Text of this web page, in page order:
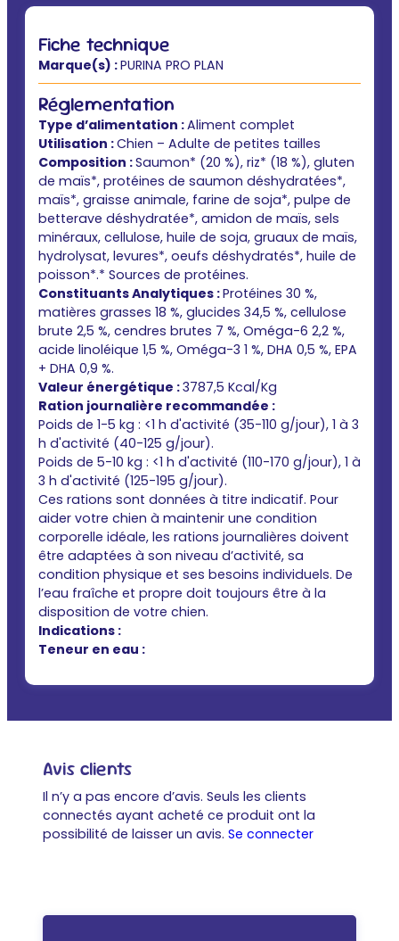
Fiche technique
Marque(s) :PURINA PRO PLAN
Réglementation
Type d’alimentation :Aliment complet
Utilisation :Chien – Adulte de petites tailles
Composition :Saumon* (20 %), riz* (18 %), gluten
de maïs*, protéines de saumon déshydratées*,
maïs*, graisse animale, farine de soja*, pulpe de
betterave déshydratée*, amidon de maïs, sels
minéraux, cellulose, huile de soja, gruaux de maïs,
hydrolysat, levures*, oeufs déshydratés*, huile de
poisson*.* Sources de protéines.
Constituants Analytiques :Protéines 30 %,
matières grasses 18 %, glucides 34,5 %, cellulose
brute 2,5 %, cendres brutes 7 %, Oméga-6 2,2 %,
acide linoléique 1,5 %, Oméga-3 1 %, DHA 0,5 %, EPA
+ DHA 0,9 %.
Valeur énergétique :3787,5 Kcal/Kg
Ration journalière recommandée :
Poids de 1-5 kg : <1 h d'activité (35-110 g/jour), 1 à 3
h d'activité (40-125 g/jour).
Poids de 5-10 kg : <1 h d'activité (110-170 g/jour), 1 à
3 h d'activité (125-195 g/jour).
Ces rations sont données à titre indicatif. Pour
aider votre chien à maintenir une condition
corporelle idéale, les rations journalières doivent
être adaptées à son niveau d’activité, sa
condition physique et ses besoins individuels. De
l’eau fraîche et propre doit toujours être à la
disposition de votre chien.
Indications :
Teneur en eau :
Avis clients
Il n’y a pas encore d’avis. Seuls les clients
connectés ayant acheté ce produit ont la
possibilité de laisser un avis. Se connecter